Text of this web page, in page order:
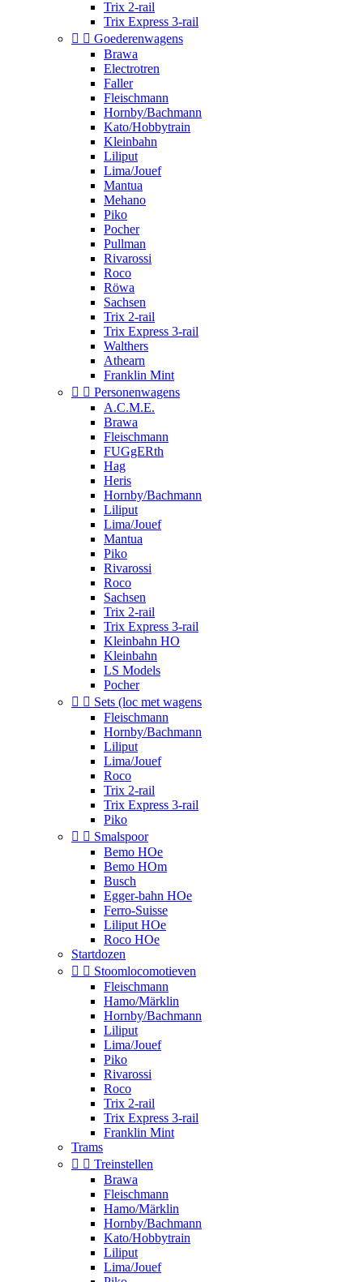
Trix 2-rail
Trix Express 3-rail
  Goederenwagens
Brawa
Electrotren
Faller
Fleischmann
Hornby/Bachmann
Kato/Hobbytrain
Kleinbahn
Liliput
Lima/Jouef
Mantua
Mehano
Piko
Pocher
Pullman
Rivarossi
Roco
Röwa
Sachsen
Trix 2-rail
Trix Express 3-rail
Walthers
Athearn
Franklin Mint
  Personenwagens
A.C.M.E.
Brawa
Fleischmann
FUGgERth
Hag
Heris
Hornby/Bachmann
Liliput
Lima/Jouef
Mantua
Piko
Rivarossi
Roco
Sachsen
Trix 2-rail
Trix Express 3-rail
Kleinbahn HO
Kleinbahn
LS Models
Pocher
  Sets (loc met wagens
Fleischmann
Hornby/Bachmann
Liliput
Lima/Jouef
Roco
Trix 2-rail
Trix Express 3-rail
Piko
  Smalspoor
Bemo HOe
Bemo HOm
Busch
Egger-bahn HOe
Ferro-Suisse
Liliput HOe
Roco HOe
Startdozen
  Stoomlocomotieven
Fleischmann
Hamo/Märklin
Hornby/Bachmann
Liliput
Lima/Jouef
Piko
Rivarossi
Roco
Trix 2-rail
Trix Express 3-rail
Franklin Mint
Trams
  Treinstellen
Brawa
Fleischmann
Hamo/Märklin
Hornby/Bachmann
Kato/Hobbytrain
Liliput
Lima/Jouef